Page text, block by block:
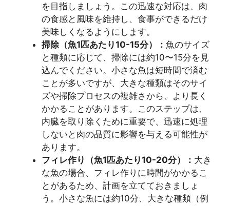
を目指しましょう。この迅速な対応は、肉
の食感と風味を維持し、食事ができるだけ
美味しくなるようにします。
掃除（魚1匹あたり10-15分）： 魚のサイズ
と種類に応じて、掃除には約10〜15分を見
込んでください。小さな魚は短時間で済む
ことが多いですが、大きな種類はそのサイ
ズや掃除プロセスの複雑さから、より長く
かかることがあります。このステップは、
内臓を取り除くために重要で、迅速に処理
しないと肉の品質に影響を与える可能性が
あります。
フィレ作り（魚1匹あたり10-20分）： 大き
な魚の場合、フィレ作りに時間がかかるこ
とがあるため、計画を立てておきましょ
う。小さな魚には約10分、大きな種類（例